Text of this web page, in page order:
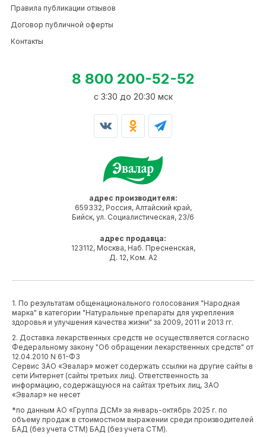
адрес производителя:
659332, Россия, Алтайский край,
Бийск, ул. Социалистическая, 23/6
адрес продавца:
123112, Москва, Наб. Пресненская,
Д. 12, Ком. А2
Правила публикации отзывов
Договор публичной оферты
Контакты
8 800 200-52-52
c 3:30 до 20:30 мск
1. По результатам общенационального голосования "Народная
марка" в категории "Натуральные препараты для укрепления
здоровья и улучшения качества жизни" за 2009, 2011 и 2013 гг.
2. Доставка лекарственных средств не осуществляется согласно
Федеральному закону "Об обращении лекарственных средств" от
12.04.2010 N 61-ФЗ
Сервис ЗАО «Эвалар» может содержать ссылки на другие сайты в
сети Интернет (сайты третьих лиц). Ответственность за
информацию, содержащуюся на сайтах третьих лиц, ЗАО
«Эвалар» не несет
*по данным АО «Группа ДСМ» за январь-октябрь 2025 г. по
объему продаж в стоимостном выражении среди производителей
БАД (без учета СТМ) БАД (без учета СТМ).